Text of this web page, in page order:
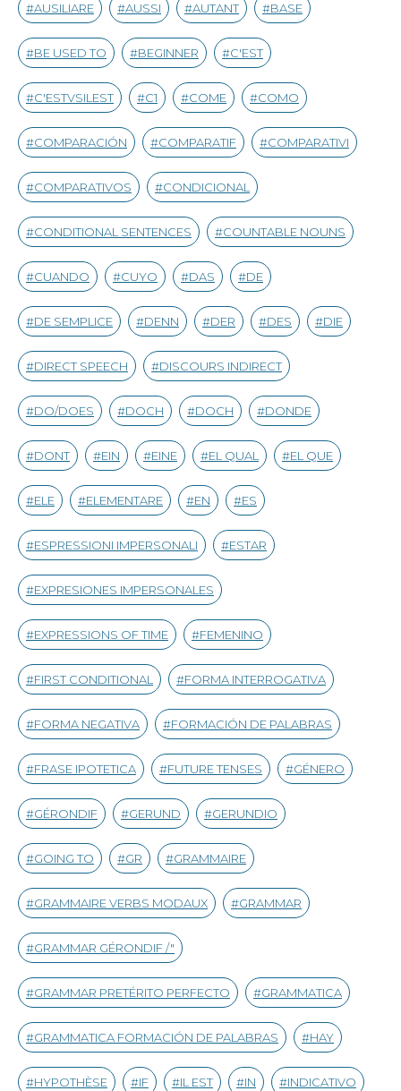
AUSILIARE AUSSI AUTANT BASE
BE USED TO BEGINNER C'EST
C'ESTVSILEST C1 COME COMO
COMPARACIÓN COMPARATIF COMPARATIVI
COMPARATIVOS CONDICIONAL
CONDITIONAL SENTENCES COUNTABLE NOUNS
CUANDO CUYO DAS DE
DE SEMPLICE DENN DER DES DIE
DIRECT SPEECH DISCOURS INDIRECT
DO/DOES DOCH DOCH DONDE
DONT EIN EINE EL QUAL EL QUE
ELE ELEMENTARE EN ES
ESPRESSIONI IMPERSONALI ESTAR
EXPRESIONES IMPERSONALES
EXPRESSIONS OF TIME FEMENINO
FIRST CONDITIONAL FORMA INTERROGATIVA
FORMA NEGATIVA FORMACIÓN DE PALABRAS
FRASE IPOTETICA FUTURE TENSES GÉNERO
GÉRONDIF GERUND GERUNDIO
GOING TO GR GRAMMAIRE
GRAMMAIRE VERBS MODAUX GRAMMAR
GRAMMAR GÉRONDIF /"
GRAMMAR PRETÉRITO PERFECTO GRAMMATICA
GRAMMATICA FORMACIÓN DE PALABRAS HAY
HYPOTHÈSE IF IL EST IN INDICATIVO